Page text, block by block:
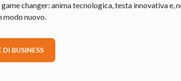
changer: anima tecnologica, testa innovativa e,
modo nuovo.
DI BUSINESS